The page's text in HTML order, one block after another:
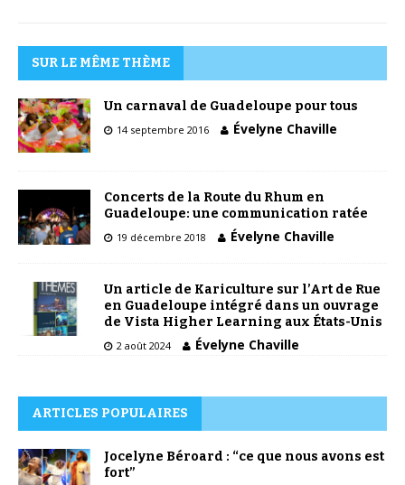
SUR LE MÊME THÈME
Un carnaval de Guadeloupe pour tous
14 septembre 2016 Évelyne Chaville
Concerts de la Route du Rhum en
Guadeloupe: une communication ratée
19 décembre 2018 Évelyne Chaville
Un article de Kariculture sur l’Art de Rue
en Guadeloupe intégré dans un ouvrage
de Vista Higher Learning aux États-Unis
2 août 2024 Évelyne Chaville
ARTICLES POPULAIRES
Jocelyne Béroard : “ce que nous avons est
fort”